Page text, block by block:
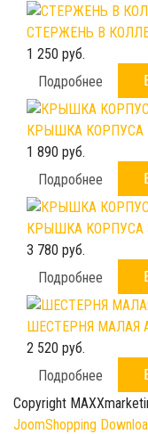
СТЕРЖЕНЬ В
1 250 руб.
Подробнее
КРЫШКА КОРПУСА
1 890 руб.
Подробнее
КРЫШКА КОРПУСА
3 780 руб.
Подробнее
ШЕСТЕРНЯ МАЛАЯ
2 520 руб.
Подробнее
Copyright
JoomShopping